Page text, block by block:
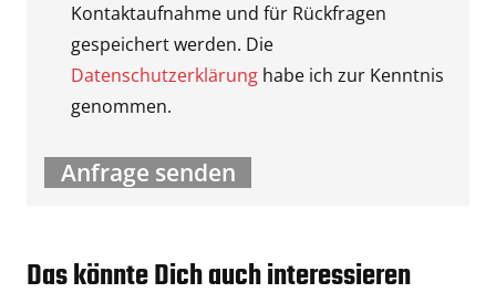
Kontaktaufnahme und für Rückfragen
gespeichert werden. Die
Datenschutzerklärunghabe ich zur Kenntnis
genommen.
Das könnte Dich auch interessieren